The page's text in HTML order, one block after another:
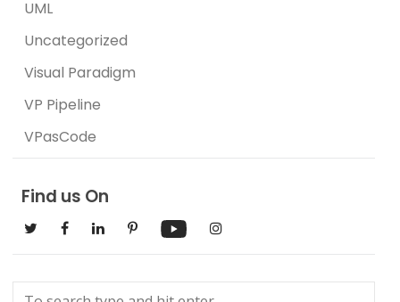
UML
Uncategorized
Visual Paradigm
VP Pipeline
VPasCode
Find us On